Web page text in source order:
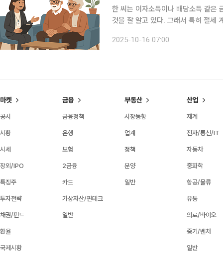
한 씨는 이자소득이나 배당소득 같은
것을 잘 알고 있다. 그래서 특히 절세
을 수립하는 데 도움을 받기 위해 상
2025-10-16 07:00
마켓
공시
시황
시세
장외/IPO
특징주
투자전략
채권/펀드
환율
국제시황
금융
금융정책
은행
보험
2금융
카드
가상자산/핀테크
일반
부동산
시장동향
업계
정책
분양
일반
산업
재계
전자/통신/IT
자동차
중화학
항공/물류
유통
의료/바이오
중기/벤처
일반